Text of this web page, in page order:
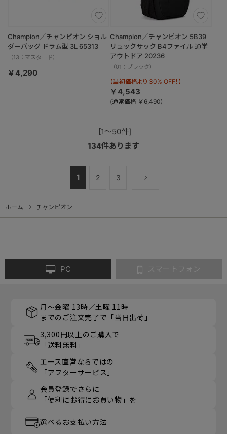
Champion／チャンピオン ショル
ダーバッグ ドラム型 3L 65313
（13：マスタード）
￥4,290
Champion／チャンピオン 5B39
リュックサック B4ファイル 通学
アウトドア 20236
（01：ブラック）
【当初価格より 30% OFF！】
￥4,543
(通常価格 ￥6,490)
[1～50件]
134件あります
1 2 3
ホーム チャンピオン
PC スマートフォン
月～金曜 13時／土曜 11時
までのご注文完了で「当日出荷」
3,300円以上のご購入で
「送料無料」
エース直営ならではの
「アフターサービス」
会員登録でさらに
「便利にお得にお買い物」を
選べるお支払い方法